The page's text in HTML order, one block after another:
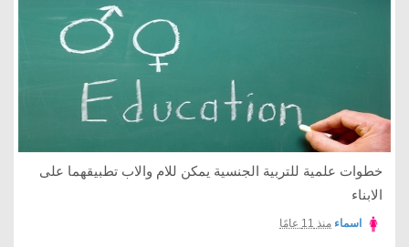
خطوات علمية للتربية الجنسية يمكن للام والاب تطبيقهما على
الابناء
اسماء منذ 11 عامًا